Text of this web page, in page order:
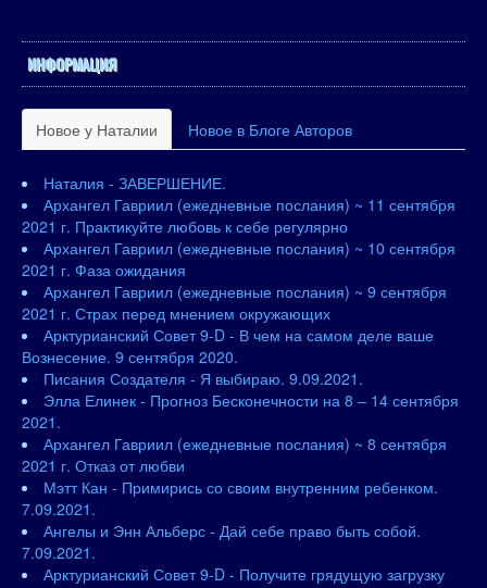
ИНФОРМАЦИЯ
Новое у Наталии Новое в Блоге Авторов
Наталия - ЗАВЕРШЕНИЕ.
Архангел Гавриил (ежедневные послания) ~ 11 сентября
2021 г. Практикуйте любовь к себе регулярно
Архангел Гавриил (ежедневные послания) ~ 10 сентября
2021 г. Фаза ожидания
Архангел Гавриил (ежедневные послания) ~ 9 сентября
2021 г. Страх перед мнением окружающих
Арктурианский Совет 9-D - В чем на самом деле ваше
Вознесение. 9 сентября 2020.
Писания Создателя - Я выбираю. 9.09.2021.
Элла Елинек - Прогноз Бесконечности на 8 – 14 сентября
2021.
Архангел Гавриил (ежедневные послания) ~ 8 сентября
2021 г. Отказ от любви
Мэтт Кан - Примирись со своим внутренним ребенком.
7.09.2021.
Ангелы и Энн Альберс - Дай себе право быть собой.
7.09.2021.
Арктурианский Совет 9-D - Получите грядущую загрузку